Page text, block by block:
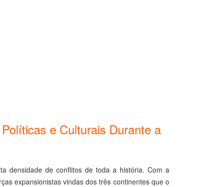
e Culturais Durante a
densidade de conflitos de toda a história. Com a
expansionistas vindas dos três continentes que o